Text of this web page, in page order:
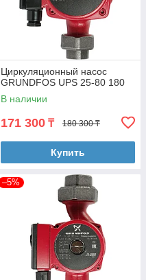
Циркуляционный насос
GRUNDFOS UPS 25-80 180
В наличии
171 300 ₸ 180 300 ₸
Купить
–5%